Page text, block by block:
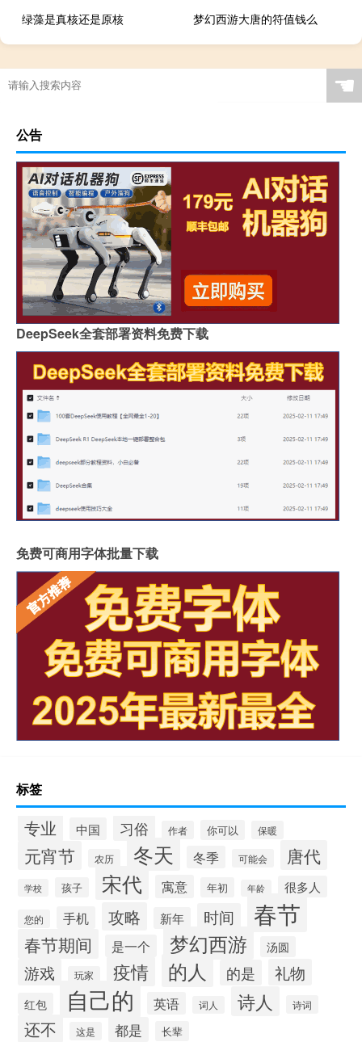
绿藻是真核还是原核
梦幻西游大唐的符值钱么
红光农场去年植树的数量比前年成活的树木多60%（红光农场去年植树的数量比前年成活）
☚
公告
DeepSeek全套部署资料免费下载
免费可商用字体批量下载
标签
专业 中国 习俗 作者 你可以 保暖
元宵节 农历 冬天 冬季 可能会 唐代
学校 孩子 宋代 寓意 年初 年龄 很多人
您的 手机 攻略 新年 时间 春节
春节期间 是一个 梦幻西游 汤圆
游戏 玩家 疫情 的人 的是 礼物
红包 自己的 英语 词人 诗人 诗词
还不 这是 都是 长辈